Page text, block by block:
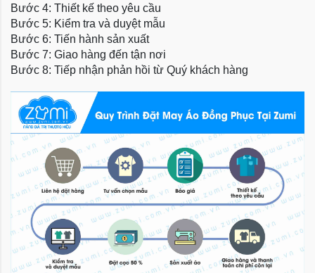
Bước 4: Thiết kế theo yêu cầu
Bước 5: Kiểm tra và duyệt mẫu
Bước 6: Tiến hành sản xuất
Bước 7: Giao hàng đến tận nơi
Bước 8: Tiếp nhận phản hồi từ Quý khách hàng